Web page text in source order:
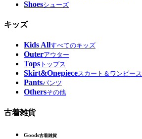
Shoesシューズ
キッズ
Kids Allすべてのキッズ
Outerアウター
Tops トップス
Skirt&Onepieceスカート＆ワンピース
Pantsパンツ
Othersその他
古着雑貨
Goods古着雑貨